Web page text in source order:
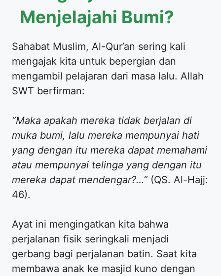
Menjelajahi Bumi?
​Sahabat Muslim, Al-Qur’an sering kali
mengajak kita untuk bepergian dan
mengambil pelajaran dari masa lalu. Allah
SWT berfirman:
“Maka apakah mereka tidak berjalan di
muka bumi, lalu mereka mempunyai hati
yang dengan itu mereka dapat memahami
atau mempunyai telinga yang dengan itu
mereka dapat mendengar?…” (QS. Al-Hajj:
46).
​Ayat ini mengingatkan kita bahwa
perjalanan fisik seringkali menjadi
gerbang bagi perjalanan batin. Saat kita
membawa anak ke masjid kuno dengan